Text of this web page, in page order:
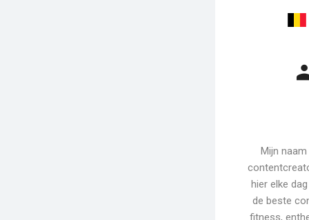
Mijn
hier elke
de beste
fitness,